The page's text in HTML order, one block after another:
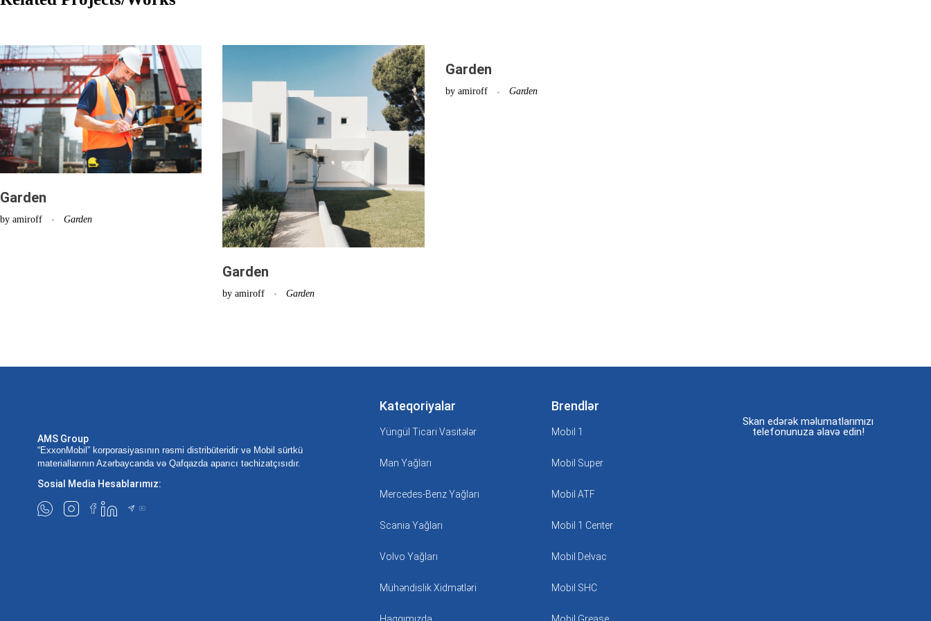
Garden
by amiroff Garden
Garden
by amiroff Garden
Garden
by amiroff Garden
AMS Group
“ExxonMobil” korporasiyasının rəsmi distribüteridir və Mobil sürtkü
materiallarının Azərbaycanda və Qafqazda aparıcı təchizatçısıdır.
Sosial Media Hesablarımız:
Kateqoriyalar
Yüngül Ticari Vasitələr
Man Yağları
Mercedes-Benz Yağları
Scania Yağları
Volvo Yağları
Mühəndislik Xidmətləri
Brendlər
Mobil 1
Mobil Super
Mobil ATF
Mobil 1 Center
Mobil Delvac
Mobil SHC
Skan edərək məlumatlarımızı
telefonunuza əlavə edin!